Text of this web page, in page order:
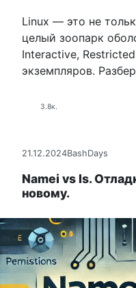
Linux — это не
целый зоопарк
Interactive,
экземпляров.
3.8к.
21.12.2024BashDays
Namei vs ls.
новому.